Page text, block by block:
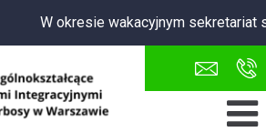
W okresie wakacyjnym sekretariat